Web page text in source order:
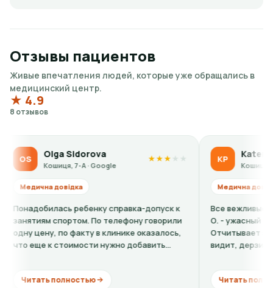
Отзывы пациентов
Живые впечатления людей, которые уже обращались в
медицинский центр.
★ 4.9
8 отзывов
Sidorova
7-А · Google
★★
ребенку справка-допуск к
По телефону говорили
по факту в клинике оказалось,
нужно добавить
KP Kateryna
Кошиця, 7-А · Google
Медична довідка
Все вежливые, кроме
О. - ужасный человек,
Отчитывает за то что
видит, дерзит, делает
Читать полностью